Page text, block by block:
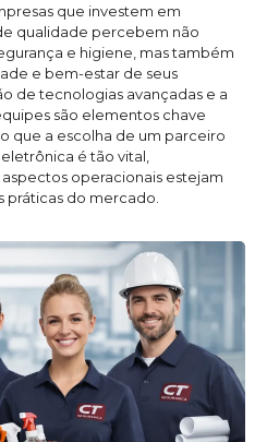
que investem em
qualidade percebem não
e higiene, mas também
e bem-estar de seus
de tecnologias avançadas e a
são elementos chave
que a escolha de um parceiro
é tão vital,
operacionais estejam
práticas do mercado.